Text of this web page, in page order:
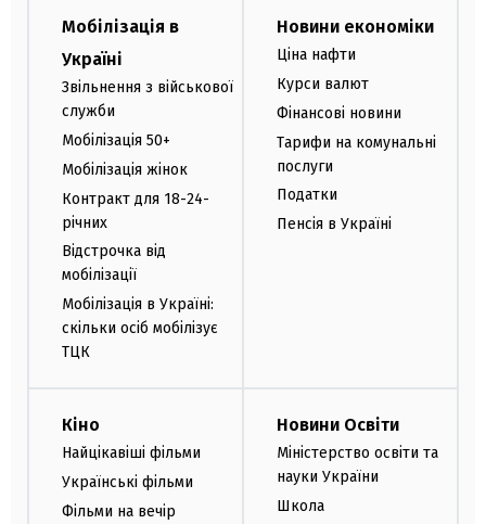
Мобілізація в
Україні
Звільнення з військової
служби
Мобілізація 50+
Мобілізація жінок
Контракт для 18-24-
річних
Відстрочка від
мобілізації
Мобілізація в Україні:
скільки осіб мобілізує
ТЦК
Новини економіки
Ціна нафти
Курси валют
Фінансові новини
Тарифи на комунальні
послуги
Податки
Пенсія в Україні
Кіно
Найцікавіші фільми
Українські фільми
Фільми на вечір
Новини Освіти
Міністерство освіти та
науки України
Школа